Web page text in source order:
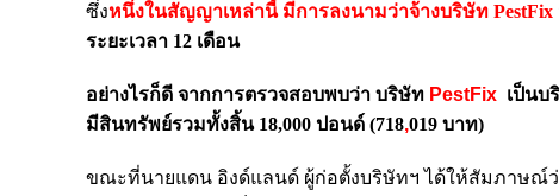
ซึ่งหนึ่งในสัญญาเหล่านี้ มีการลงนามว่าจ้างบริษัท PestFix
ระยะเวลา 12 เดือน
อย่างไรก็ดี จากการตรวจสอบพบว่า บริษัท PestFix เป็นบ
มีสินทรัพย์รวมทั้งสิ้น 18,000 ปอนด์ (718,019 บาท)
ขณะที่นายแดน อิงด์แลนด์ ผู้ก่อตั้งบริษัทฯ ได้ให้สัมภาษณ์